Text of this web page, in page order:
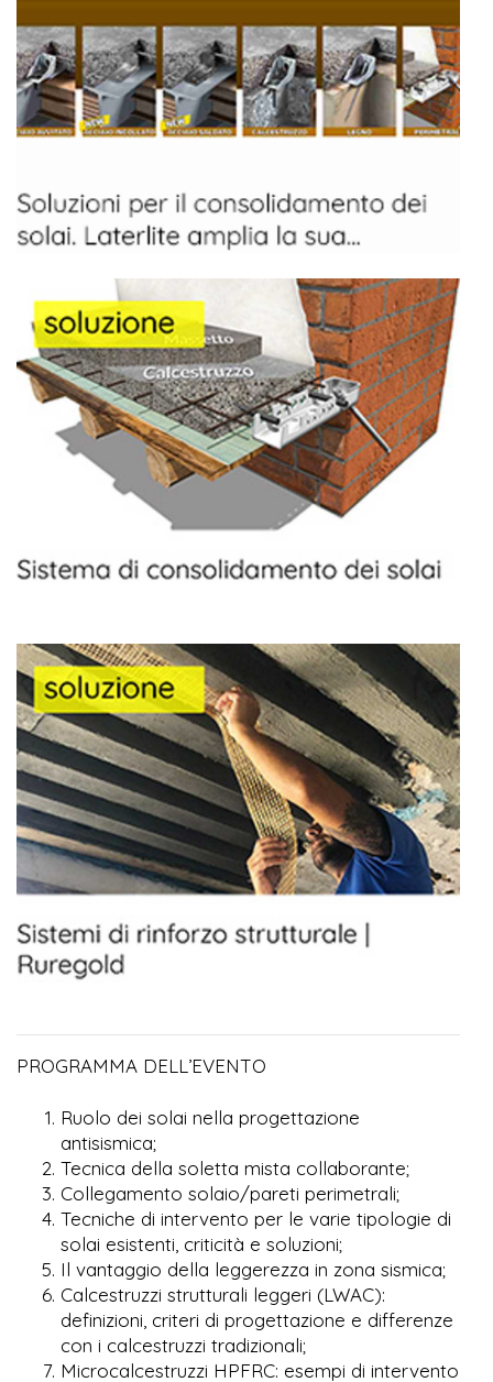
PROGRAMMA DELL’EVENTO
Ruolo dei solai nella progettazione
antisismica;
Tecnica della soletta mista collaborante;
Collegamento solaio/pareti perimetrali;
Tecniche di intervento per le varie tipologie di
solai esistenti, criticità e soluzioni;
Il vantaggio della leggerezza in zona sismica;
Calcestruzzi strutturali leggeri (LWAC):
definizioni, criteri di progettazione e differenze
con i calcestruzzi tradizionali;
Microcalcestruzzi HPFRC: esempi di intervento